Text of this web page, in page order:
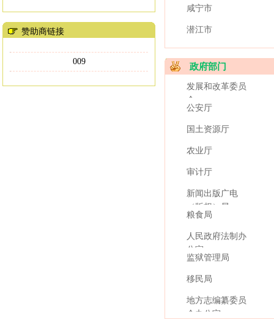
赞助商链接
009
咸宁市
潜江市
政府部门
发展和改革委员
会
公安厅
国土资源厅
农业厅
审计厅
新闻出版广电
（版权）局
粮食局
人民政府法制办
公室
监狱管理局
移民局
地方志编纂委员
会办公室